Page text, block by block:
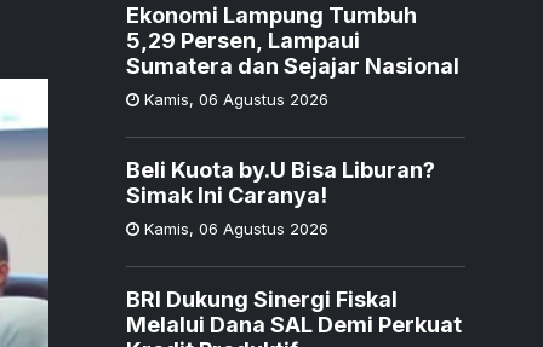
Ekonomi Lampung Tumbuh
5,29 Persen, Lampaui
Sumatera dan Sejajar Nasional
Kamis, 06 Agustus 2026
Beli Kuota by.U Bisa Liburan?
Simak Ini Caranya!
Kamis, 06 Agustus 2026
BRI Dukung Sinergi Fiskal
Melalui Dana SAL Demi Perkuat